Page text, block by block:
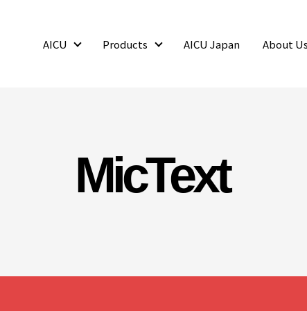
AICU Products AICU Japan About Us
MicText